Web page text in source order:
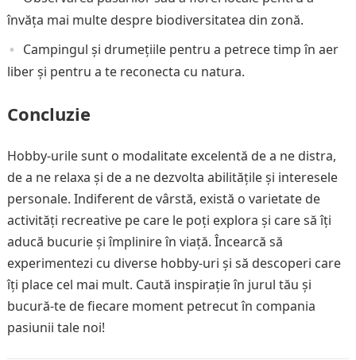
învăța mai multe despre biodiversitatea din zonă.
Campingul și drumețiile pentru a petrece timp în aer
liber și pentru a te reconecta cu natura.
Concluzie
Hobby-urile sunt o modalitate excelentă de a ne distra,
de a ne relaxa și de a ne dezvolta abilitățile și interesele
personale. Indiferent de vârstă, există o varietate de
activități recreative pe care le poți explora și care să îți
aducă bucurie și împlinire în viață. Încearcă să
experimentezi cu diverse hobby-uri și să descoperi care
îți place cel mai mult. Caută inspirație în jurul tău și
bucură-te de fiecare moment petrecut în compania
pasiunii tale noi!